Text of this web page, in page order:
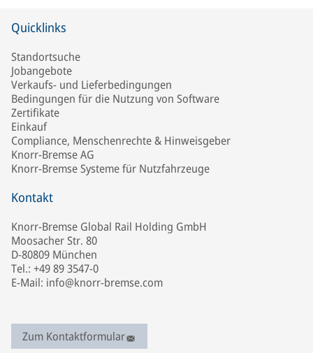
Quicklinks
Standortsuche
Jobangebote
Verkaufs- und Lieferbedingungen
Bedingungen für die Nutzung von Software
Zertifikate
Einkauf
Compliance, Menschenrechte & Hinweisgeber
Knorr-Bremse AG
Knorr-Bremse Systeme für Nutzfahrzeuge
Kontakt
Knorr-Bremse Global Rail Holding GmbH
Moosacher Str. 80
D-80809 München
Tel.: +49 89 3547-0
E-Mail: info@knorr-bremse.com
Zum Kontaktformular